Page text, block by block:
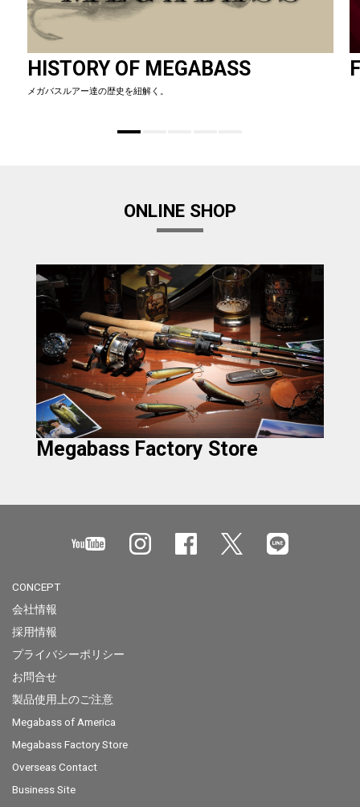
HISTORY OF MEGABASS
メガバスルアー達の歴史を紐解く。
ONLINE SHOP
Megabass Factory Store
CONCEPT
会社情報
採用情報
プライバシーポリシー
お問合せ
製品使用上のご注意
Megabass of America
Megabass Factory Store
Overseas Contact
Business Site